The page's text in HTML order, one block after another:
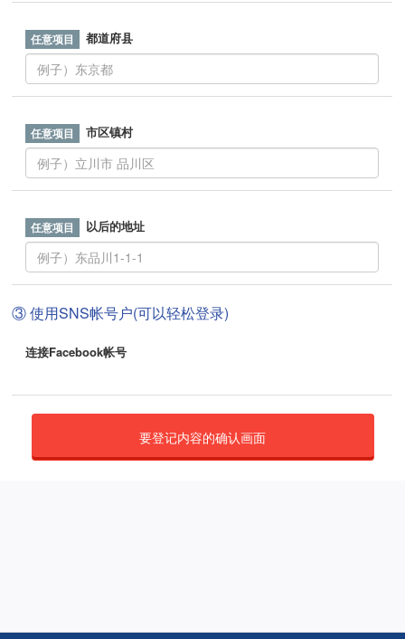
都道府县
市区镇村
以后的地址
③ 使用SNS帐号户(可以轻松登录)
连接Facebook帐号